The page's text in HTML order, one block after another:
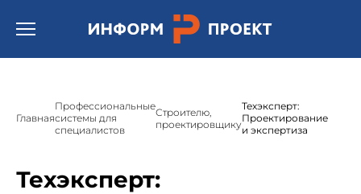
"Техэксперт/кодекс"(Техэксперт: Охрана труда) */
Открыть бургер меню.
Главная
Профессиональные
системы для
специалистов
Строителю,
проектировщику
Техэксперт:
Проектирование
и экспертиза
Техэксперт: